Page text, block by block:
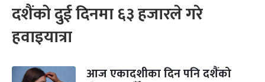
दशैंको दुई दिनमा ६३ हजारले गरे
हवाइयात्रा
आज एकादशीका दिन पनि दशैंको